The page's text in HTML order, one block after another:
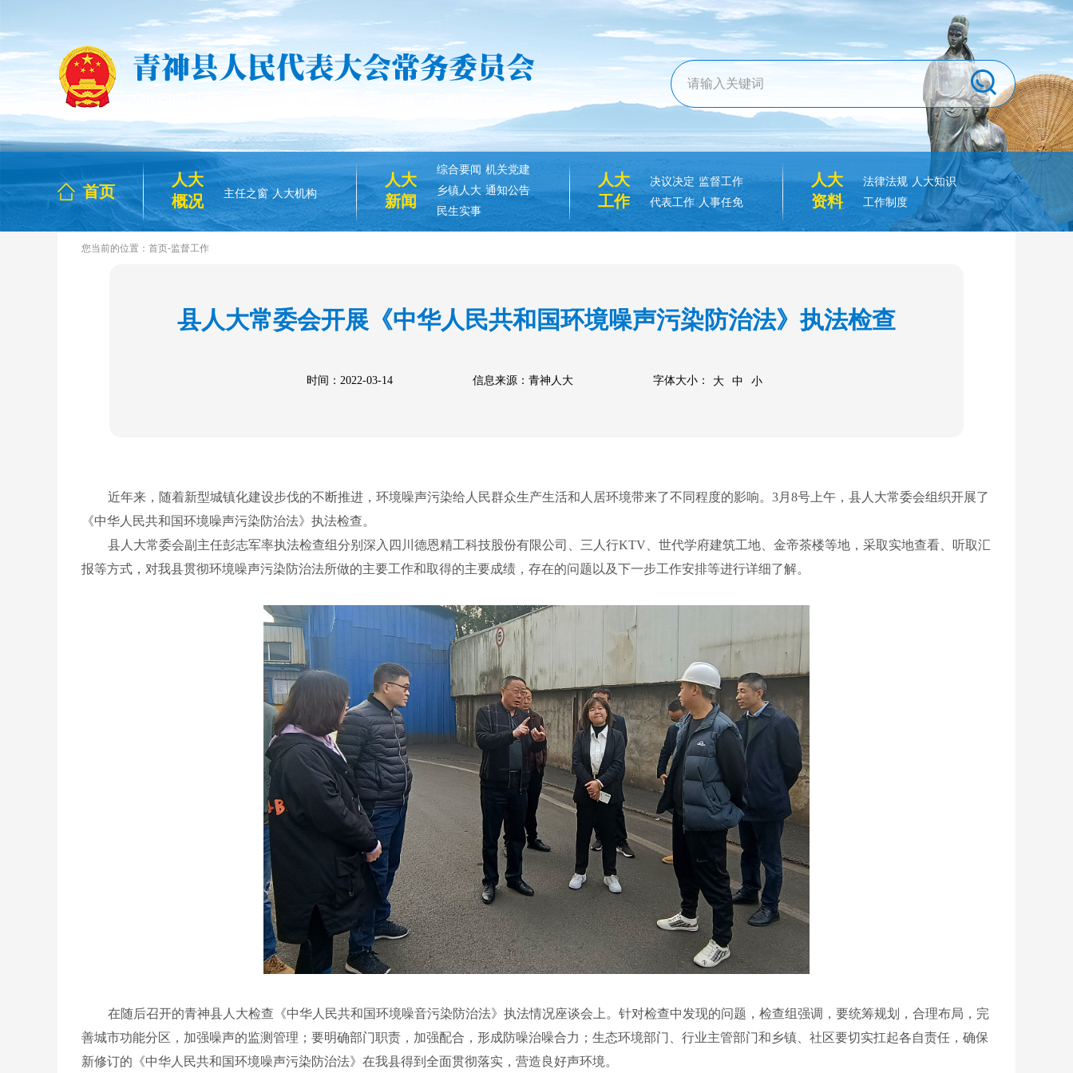
首页
人大
概况
主任之窗 人大机构
人大
新闻
综合要闻 机关党建
乡镇人大 通知公告
民生实事
人大
工作
决议决定 监督工作
代表工作 人事任免
人大
资料
法律法规 人大知识
工作制度
您当前的位置： 首页-监督工作
县人大常委会开展《中华人民共和国环境噪声污染防治法》执法检查
时间：2022-03-14 信息来源：青神人大 字体大小： 大 中 小
近年来，随着新型城镇化建设步伐的不断推进，环境噪声污染给人民群众生产生活和人居环境带来了不同程度的影响。3月8号上午，县人大常委会组织开展了
《中华人民共和国环境噪声污染防治法》执法检查。
县人大常委会副主任彭志军率执法检查组分别深入四川德恩精工科技股份有限公司、三人行KTV、世代学府建筑工地、金帝茶楼等地，采取实地查看、听取汇
报等方式，对我县贯彻环境噪声污染防治法所做的主要工作和取得的主要成绩，存在的问题以及下一步工作安排等进行详细了解。
在随后召开的青神县人大检查《中华人民共和国环境噪音污染防治法》执法情况座谈会上。针对检查中发现的问题，检查组强调，要统筹规划，合理布局，完
善城市功能分区，加强噪声的监测管理；要明确部门职责，加强配合，形成防噪治噪合力；生态环境部门、行业主管部门和乡镇、社区要切实扛起各自责任，确保
新修订的《中华人民共和国环境噪声污染防治法》在我县得到全面贯彻落实，营造良好声环境。